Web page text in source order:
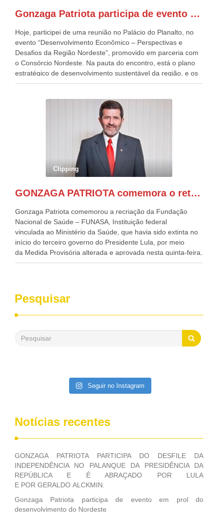
Patriota.
Gonzaga Patriota participa de evento em prol do desenvolvimento do Nordeste
Hoje, participei de uma reunião no Palácio do Planalto, no
evento “Desenvolvimento Econômico – Perspectivas e
Desafios da Região Nordeste”, promovido em parceria com
o Consórcio Nordeste. Na pauta do encontro, está o plano
estratégico de desenvolvimento sustentável da região, e os
desafios para a elaboração de políticas públicas, que
evento contou com a presença do Vice-presidente Geraldo
Alckmin, que também ocupa o Ministério do
Desenvolvimento, Indústria, Comércio e Serviços, o ex
governador de Pernambuco, agora Presidente do Banco do
Nordeste, Paulo Câmara, o ex Deputado Federal, e
atualmente Superintendente da SUDENE, Danilo Cabral, da
Governadora de Pernambuco, Raquel Lyra, os ministros da
Casa Civil, Rui Costa, e da Integração e do Desenvolvimento
de todo Nordeste que também ajudam a fomentar o
Clipping
GONZAGA PATRIOTA comemora o retorno da FUNASA
Gonzaga Patriota comemorou a recriação da Fundação
Nacional de Saúde – FUNASA, Instituição federal
vinculada ao Ministério da Saúde, que havia sido extinta no
início do terceiro governo do Presidente Lula, por meio
da Medida Provisória alterada e aprovada nesta quinta-feira,
pelo Congresso Nacional. Gonzaga Patriota disse hoje em
desenvolvimento dos seus municípios e, somente o ano
passado, essa Fundação distribuiu mais de três bilhões de
reais, com suas maravilhosas ações, dentre alas, mais de
saneamento básico, em pequenas comunidades rurais.
Patriota disse ainda que, mesmo sem mandato,
Pesquisar
Seguir no Instagram
Notícias recentes
GONZAGA PATRIOTA PARTICIPA DO DESFILE DA
INDEPENDÊNCIA NO PALANQUE DA PRESIDÊNCIA DA
REPÚBLICA E É ABRAÇADO POR LULA
E POR GERALDO ALCKMIN.
Gonzaga Patriota participa de evento em prol do
desenvolvimento do Nordeste